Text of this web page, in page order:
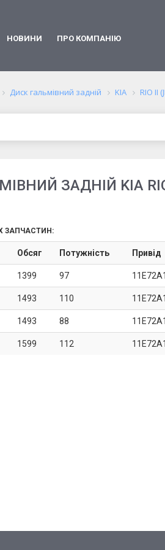
НОВИНИ ПРО КОМПАНІЮ
Диск гальмівний задній KIA RIO II
ЗАДНІЙ KIA
ЗАПЧАСТИН:
Обсяг Потужність Привід
1399 97
1493 110
1493 88
1599 112